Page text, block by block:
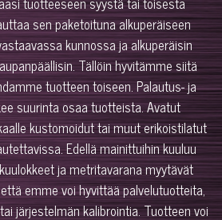
sen paketoituna alkuperäiseen
kunnossa ja alkuperäisin
Tällöin hyvitämme siitä
tuotteen toiseen. Palautus- ja
suurinta osaa tuotteista. Avatut
kustomoidut tai muut erikoistilatut
Edellä mainittuihin kuuluu
ja metritavarana myytävät
emme voi hyvittää palvelutuotteita,
järjestelmän kalibrointia. Tuotteen voi